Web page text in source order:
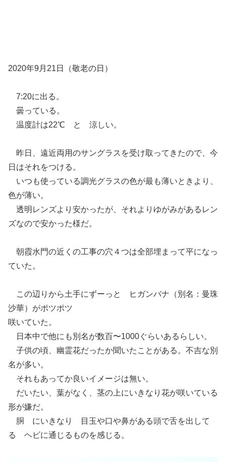
2020年9月21日（敬老の日）
7:20に出る。
曇っている。
温度計は22℃ と 涼しい。
昨日、遠近両用のサングラスを受け取ってきたので、今
日はそれをつける。
いつも使っている調光グラスの色が最も薄いときより、
色が薄い。
透明レンズより安かったが、それよりゆがみがあるレン
ズなので安かった様だ。
朝霞水門の近くの工事の穴４つは全部埋まって平になっ
ていた。
この辺りから土手にずーっと ヒガンバナ（別名：曼珠
沙華）がポツポツ
咲いていた。
日本中で他にも別名が数百〜1000ぐらいあるらしい。
子供の頃、幽霊花だったか聞いたことがある。不吉な別
名が多い。
それもあってか良いイメージは無い。
だいたい、葉がなく、茎の上にいきなり花が咲いている
形が嫌だ。
胴 にいきなり 目玉や口や鼻がある頭で舌を出して
る ヘビに通じるものを感じる。